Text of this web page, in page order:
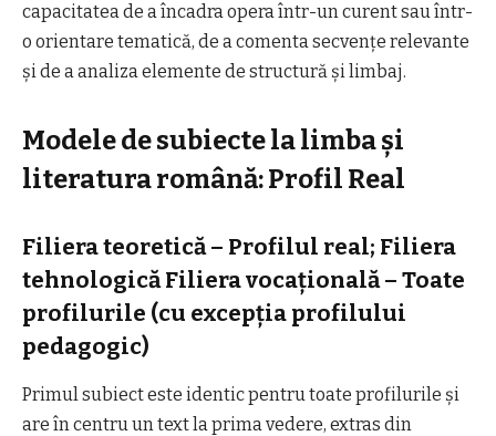
capacitatea de a încadra opera într-un curent sau într-
o orientare tematică, de a comenta secvențe relevante
și de a analiza elemente de structură și limbaj.
Modele de subiecte la limba și
literatura română: Profil Real
Filiera teoretică – Profilul real; Filiera
tehnologică Filiera vocaţională – Toate
profilurile (cu excepţia profilului
pedagogic)
Primul subiect este identic pentru toate profilurile și
are în centru un text la prima vedere, extras din